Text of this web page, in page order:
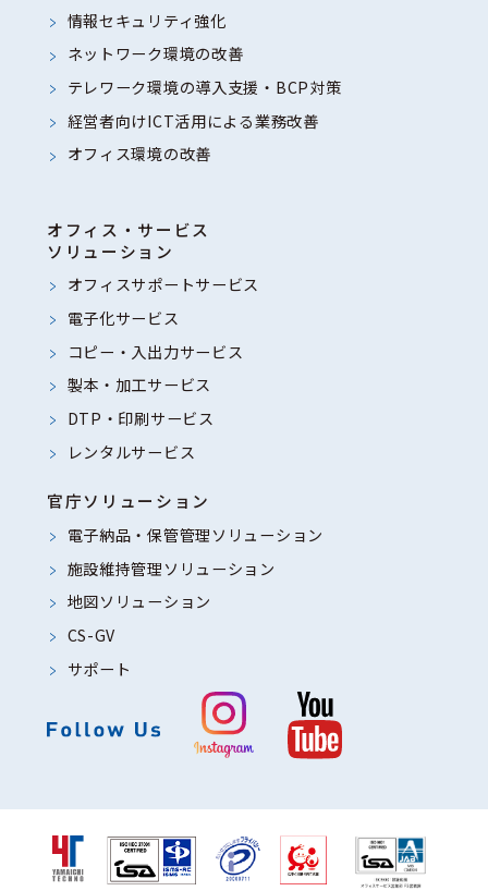
情報セキュリティ強化
ネットワーク環境の改善
テレワーク環境の導入支援・BCP対策
経営者向けICT活用による業務改善
オフィス環境の改善
オフィス・サービス
ソリューション
オフィスサポートサービス
電子化サービス
コピー・入出力サービス
製本・加工サービス
DTP・印刷サービス
レンタルサービス
官庁ソリューション
電子納品・保管管理ソリューション
施設維持管理ソリューション
地図ソリューション
CS-GV
サポート